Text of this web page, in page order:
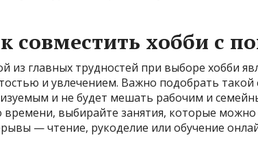
совместить хобби с
из главных трудностей при выборе хобби
и увлечением. Важно подобрать
и не будет мешать рабочим и
времени, выбирайте занятия, которые
— чтение, рукоделие или обучение